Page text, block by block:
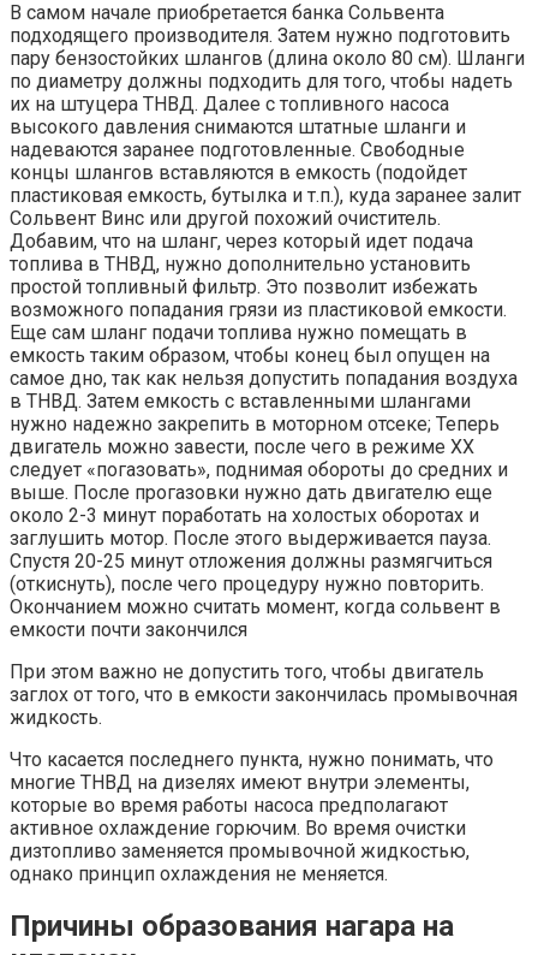
В самом начале приобретается банка Сольвента
подходящего производителя. Затем нужно подготовить
пару бензостойких шлангов (длина около 80 см). Шланги
по диаметру должны подходить для того, чтобы надеть
их на штуцера ТНВД. Далее с топливного насоса
высокого давления снимаются штатные шланги и
надеваются заранее подготовленные. Свободные
концы шлангов вставляются в емкость (подойдет
пластиковая емкость, бутылка и т.п.), куда заранее залит
Сольвент Винс или другой похожий очиститель.
Добавим, что на шланг, через который идет подача
топлива в ТНВД, нужно дополнительно установить
простой топливный фильтр. Это позволит избежать
возможного попадания грязи из пластиковой емкости.
Еще сам шланг подачи топлива нужно помещать в
емкость таким образом, чтобы конец был опущен на
самое дно, так как нельзя допустить попадания воздуха
в ТНВД. Затем емкость с вставленными шлангами
нужно надежно закрепить в моторном отсеке; Теперь
двигатель можно завести, после чего в режиме ХХ
следует «погазовать», поднимая обороты до средних и
выше. После прогазовки нужно дать двигателю еще
около 2-3 минут поработать на холостых оборотах и
заглушить мотор. После этого выдерживается пауза.
Спустя 20-25 минут отложения должны размягчиться
(откиснуть), после чего процедуру нужно повторить.
Окончанием можно считать момент, когда сольвент в
емкости почти закончился
При этом важно не допустить того, чтобы двигатель
заглох от того, что в емкости закончилась промывочная
жидкость.
Что касается последнего пункта, нужно понимать, что
многие ТНВД на дизелях имеют внутри элементы,
которые во время работы насоса предполагают
активное охлаждение горючим. Во время очистки
дизтопливо заменяется промывочной жидкостью,
однако принцип охлаждения не меняется.
Причины образования нагара на